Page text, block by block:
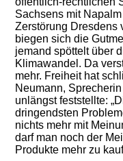
Sachsens mit
Zerstörung Dresdens
biegen sich die
jemand spöttelt über
Klimawandel . Da
mehr. Freiheit hat
Neumann,
unlängstfeststellte: „
dringendsten
nichts mehr mit
darf man noch der
Produkte mehr zu